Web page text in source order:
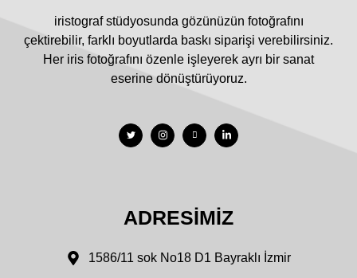
iristograf stüdyosunda gözünüzün fotoğrafını
çektirebilir, farklı boyutlarda baskı siparişi verebilirsiniz.
Her iris fotoğrafını özenle işleyerek ayrı bir sanat
eserine dönüştürüyoruz.
ADRESIMIZ
1586/11 sok No18 D1 Bayraklı İzmir